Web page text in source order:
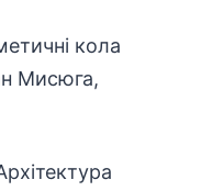
кола
Мисюга,